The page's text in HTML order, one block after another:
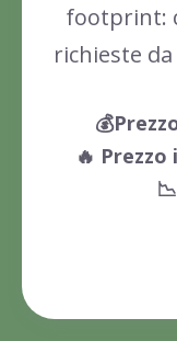
footprint:
richieste
🔥